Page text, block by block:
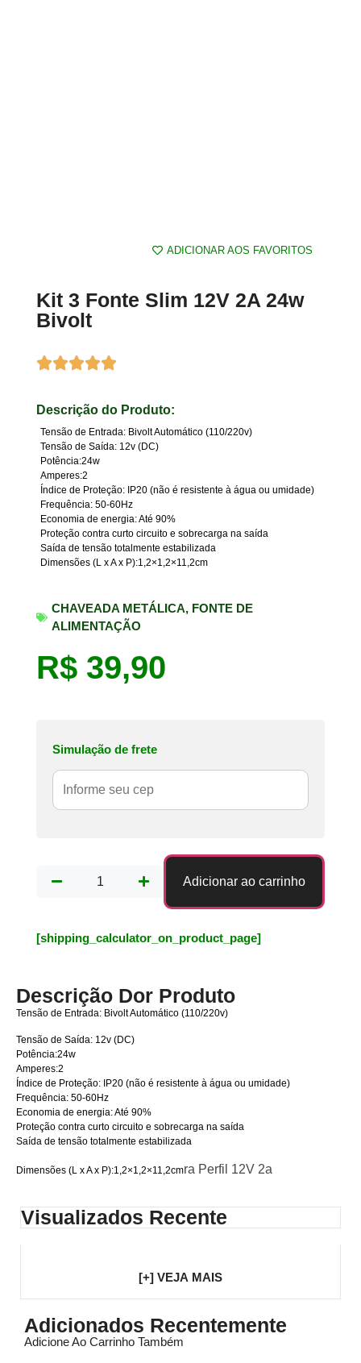
ADICIONAR AOS FAVORITOS
Kit 3 Fonte Slim 12V 2A 24w
Bivolt
Descrição do Produto:
Tensão de Entrada: Bivolt Automático (110/220v)
Tensão de Saída: 12v (DC)
Potência:24w
Amperes:2
Índice de Proteção: IP20 (não é resistente à água ou umidade)
Frequência: 50-60Hz
Economia de energia: Até 90%
Proteção contra curto circuito e sobrecarga na saída
Saída de tensão totalmente estabilizada
Dimensões (L x A x P):1,2×1,2×11,2cm
CHAVEADA METÁLICA, FONTE DE
ALIMENTAÇÃO
R$ 39,90
Simulação de frete
Adicionar ao carrinho
[shipping_calculator_on_product_page]
Descrição Dor Produto
Tensão de Entrada: Bivolt Automático (110/220v)
Tensão de Saída: 12v (DC)
Potência:24w
Amperes:2
Índice de Proteção: IP20 (não é resistente à água ou umidade)
Frequência: 50-60Hz
Economia de energia: Até 90%
Proteção contra curto circuito e sobrecarga na saída
Saída de tensão totalmente estabilizada
Dimensões (L x A x P):1,2×1,2×11,2cmra Perfil 12V 2a
Visualizados Recente
[+] VEJA MAIS
Adicionados Recentemente
Adicione Ao Carrinho Também